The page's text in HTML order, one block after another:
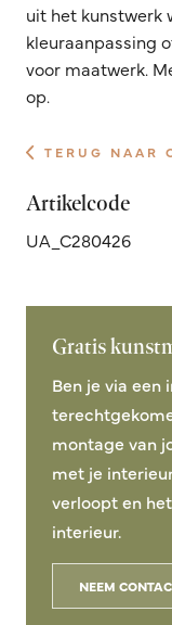
uit het kunstwerk
kleuraanpassing
voor maatwerk.
op.
TERUG NAAR
Artikelcode
UA_C280426
Gratis
Ben je via een
montage van
met je
verloopt en
interieur.
NEEM